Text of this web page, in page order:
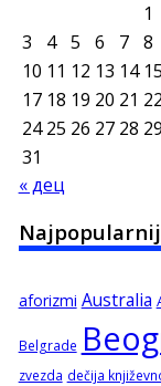
1
3
4 5 6 7 8
10 11 12 13 14 15
17 18 19 20 21 22
24 25 26 27 28 29
31
« дец
aforizmi Australia
Belgrade
zvezda dečija